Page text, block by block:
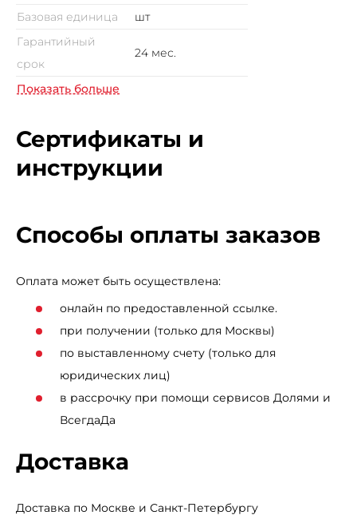
Базовая единица
шт
Гарантийный
срок
24 мес.
Показать больше
Сертификаты и
инструкции
Способы оплаты заказов
Оплата может быть осуществлена:
онлайн по предоставленной ссылке.
при получении (только для Москвы)
по выставленному счету (только для
юридических лиц)
в рассрочку при помощи сервисов Долями и
ВсегдаДа
Доставка
Доставка по Москве и Санкт-Петербургу